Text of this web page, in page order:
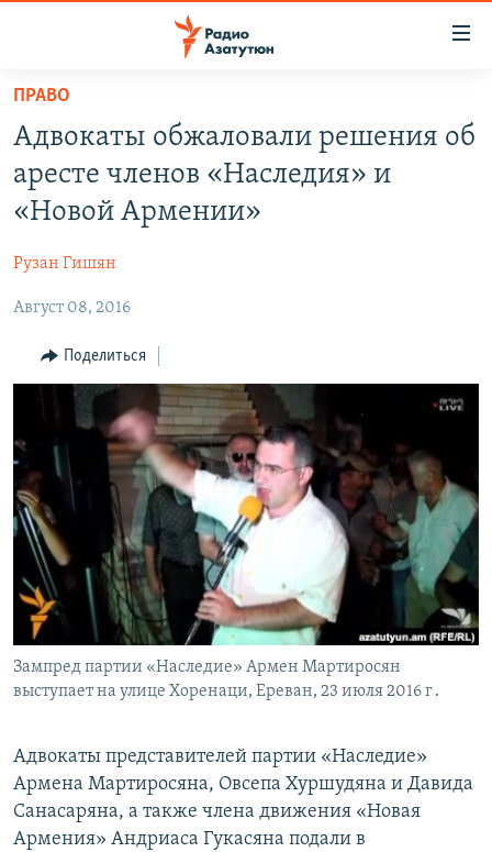
Перейти
основному
содержанию
Перейти
основной
навигации
Перейти
поиску
НОВОСТИ
ПОЛИТИКА
ЭКОНОМИКА
РЕГИОН
НАГОРНЫЙ КАРАБАХ
КУЛЬТУРА
СПОРТ
АРХИВ
Հայերեն
English
Русский
Все сайты Радио Азатутюн
ПРАВО
Адвокаты обжаловали решения об
аресте членов «Наследия» и
«Новой Армении»
Рузан Гишян
Август 08, 2016
Поделиться
Зампред партии «Наследие» Армен Мартиросян
выступает на улице Хоренаци, Ереван, 23 июля 2016 г․
Адвокаты представителей партии «Наследие»
Армена Мартиросяна, Овсепа Хуршудяна и Давида
Санасаряна, а также члена движения «Новая
Армения» Андриаса Гукасяна подали в